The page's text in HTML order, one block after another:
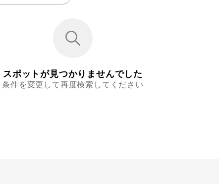
スポットが見つかりませんでした
条件を変更して再度検索してください